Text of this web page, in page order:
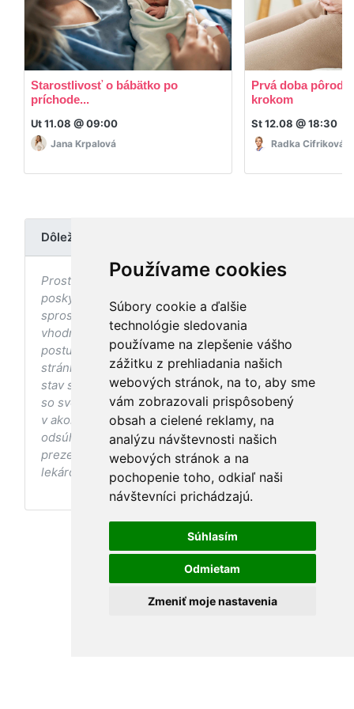
Používame cookies
Súbory cookie a ďalšie
technológie sledovania
používame na zlepšenie vášho
zážitku z prehliadania našich
webových stránok, na to, aby sme
vám zobrazovali prispôsobený
obsah a cielené reklamy, na
analýzu návštevnosti našich
webových stránok a na
pochopenie toho, odkiaľ naši
návštevníci prichádzajú.
Súhlasím
Odmietam
Zmeniť moje nastavenia
Starostlivosť o bábätko po
príchode...
Ut 11.08 @ 09:00
Jana Krpalová
Prvá doba
krokom
St 12.08 @ 18:30
Radka Cifriková
Dôležité upozornenie
Prostredníctvom stránky nedochádza k
poskytovaniu zdravotnej starostlivosti, ani k jej
sprostredkovaniu, ani k jej nahrádzaniu. O
vhodných postupoch v oblasti zdravia, vhodnosti
postupov a odporúčaní prezentovaných na
stránke s ohľadom na Váš zdravotný
stav sa pred ich aplikáciou vždy vopred poraďte
so svojím ošetrujúcim lekárom, a to najmä ak ste
v akomkoľvek štádiu tehotenstva. Bez
odsúhlasenia postupov a odporúčaní
prezentovaných na stránke Vaším ošetrujúcim
lekárom tieto postupy a odporúčania neaplikujte.